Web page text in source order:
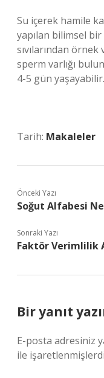
Su içerek hamile
yapılan bilimsel bir
sıvılarından
sperm varlığı
4-5 gün yaşayabilir.
Tarih: Makaleler
Önceki Yazı
Soğut Alfabesi
Sonraki Yazı
Faktör Verimlilik
Bir yanıt
E-posta adresiniz
ile